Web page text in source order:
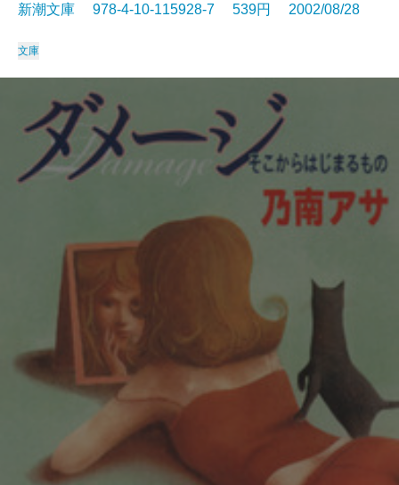
新潮文庫 978-4-10-115928-7 539円 2002/08/28
文庫